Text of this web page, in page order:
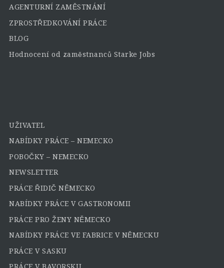
AGENTURNÍ ZAMĚSTNÁNÍ
ZPROSTŘEDKOVÁNÍ PRÁCE
BLOG
Hodnocení od zaměstnanců Starke Jobs
UŽIVATEL
NABÍDKY PRÁCE – NEMECKO
POBOČKY – NEMECKO
NEWSLETTER
PRÁCE ŘIDIČ NĚMECKO
NABÍDKY PRÁCE V GASTRONOMII
PRÁCE PRO ŽENY NĚMECKO
NABÍDKY PRÁCE VE FABRICE V NĚMECKU
PRÁCE V SASKU